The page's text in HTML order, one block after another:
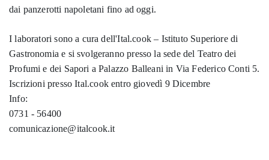
dai panzerotti napoletani fino ad oggi.
I laboratori sono a cura dell'Ital.cook – Istituto Superiore di
Gastronomia e si svolgeranno presso la sede del Teatro dei
Profumi e dei Sapori a Palazzo Balleani in Via Federico Conti 5.
Iscrizioni presso Ital.cook entro giovedì 9 Dicembre
Info:
0731 - 56400
comunicazione@italcook.it